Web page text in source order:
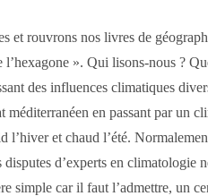
et rouvrons nos livres de
l’hexagone ». Qui lisons-nous ?
des influences climatiques
en passant par un
et chaud l’été.
d’experts en climatologie
simple car il faut l’admettre, un